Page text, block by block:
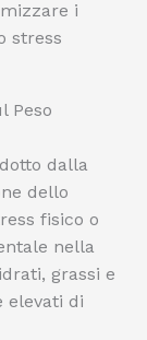
i
stress
Peso
dalla
dello
fisico o
nella
grassi e
elevati di